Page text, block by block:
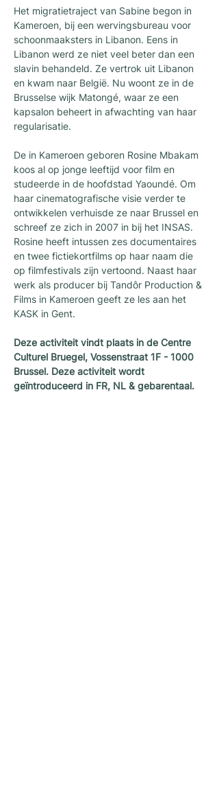
Het migratietraject van Sabine begon in
Kameroen, bij een wervingsbureau voor
schoonmaaksters in Libanon. Eens in
Libanon werd ze niet veel beter dan een
slavin behandeld. Ze vertrok uit Libanon
en kwam naar België. Nu woont ze in de
Brusselse wijk Matongé, waar ze een
kapsalon beheert in afwachting van haar
regularisatie.
De in Kameroen geboren Rosine Mbakam
koos al op jonge leeftijd voor film en
studeerde in de hoofdstad Yaoundé. Om
haar cinematografische visie verder te
ontwikkelen verhuisde ze naar Brussel en
schreef ze zich in 2007 in bij het INSAS.
Rosine heeft intussen zes documentaires
en twee fictiekortfilms op haar naam die
op filmfestivals zijn vertoond. Naast haar
werk als producer bij Tandôr Production &
Films in Kameroen geeft ze les aan het
KASK in Gent.
Deze activiteit vindt plaats in de Centre
Culturel Bruegel, Vossenstraat 1F - 1000
Brussel. Deze activiteit wordt
geïntroduceerd in FR, NL & gebarentaal.